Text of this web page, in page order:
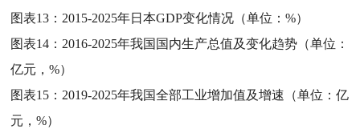
图表13： 2015-2025年日本GDP变化情况（单位：%）
图表14： 2016-2025年我国国内生产总值及变化趋势（单位：
亿元，%）
图表15： 2019-2025年我国全部工业增加值及增速（单位：亿
元，%）